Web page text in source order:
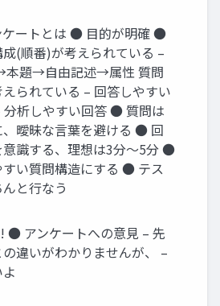
ケートとは ● 目的が明確 ●
(順番)が考えられている –
題→自由記述→属性 質問
られている – 回答しやすい
分析しやすい回答 ● 質問は
、曖昧な言葉を避ける ● 回
意識する、理想は3分〜5分 ●
い質問構造にする ● テス
んと行なう
● アンケートへの意見 – 先
違いがわかりませんが、 –